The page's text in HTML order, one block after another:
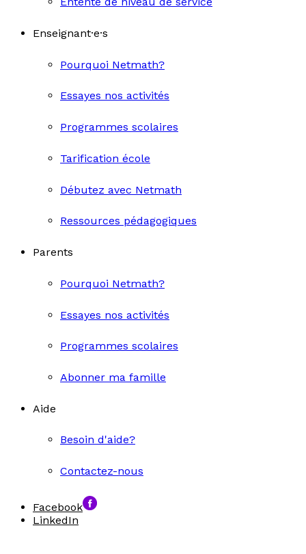
Enseignant·e·s
Pourquoi Netmath?
Essayes nos activités
Programmes scolaires
Tarification école
Débutez avec Netmath
Ressources pédagogiques
Parents
Pourquoi Netmath?
Essayes nos activités
Programmes scolaires
Abonner ma famille
Aide
Besoin d'aide?
Contactez-nous
Facebook
LinkedIn